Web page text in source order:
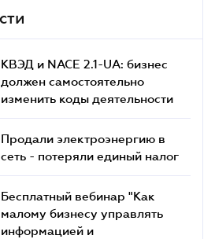
КВЭД и NACE 2.1-UA: бизнес
должен самостоятельно
изменить коды деятельности
Продали электроэнергию в
сеть - потеряли единый налог
Бесплатный вебинар "Как
малому бизнесу управлять
информацией и